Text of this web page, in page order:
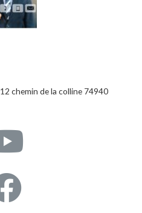
chemin de la colline 74940